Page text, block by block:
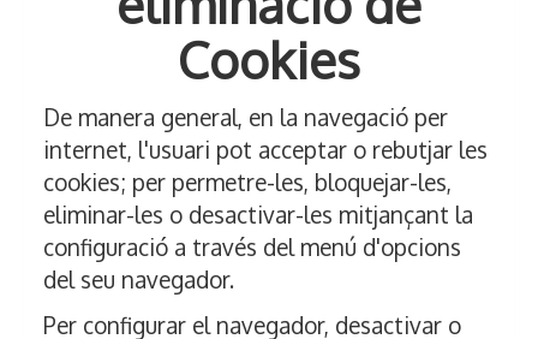
Cookies
De manera general, en la navegació per
internet, l'usuari pot acceptar o rebutjar les
cookies; per permetre-les, bloquejar-les,
eliminar-les o desactivar-les mitjançant la
configuració a través del menú d'opcions
del seu navegador.
Per configurar el navegador, desactivar o